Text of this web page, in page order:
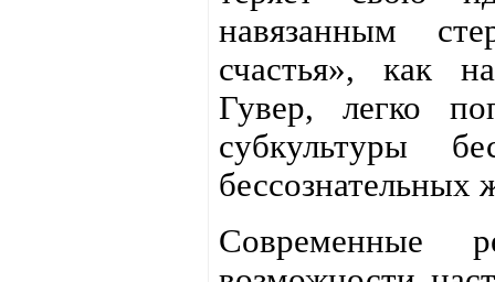
навязанным
счастья», как
Гувер, легко
субкультуры
бессознательных
Современные